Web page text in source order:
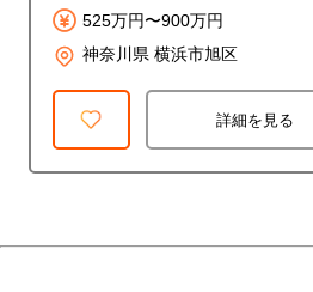
525万円〜900万円
神奈川県 横浜市旭区
詳細を見る